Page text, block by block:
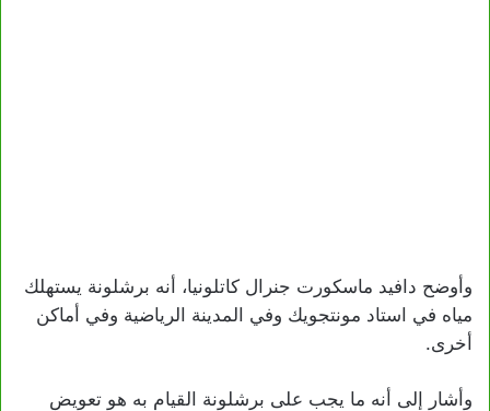
وأوضح دافيد ماسكورت جنرال كاتلونيا، أنه برشلونة يستهلك
مياه في استاد مونتجويك وفي المدينة الرياضية وفي أماكن
أخرى.
وأشار إلى أنه ما يجب على برشلونة القيام به هو تعويض